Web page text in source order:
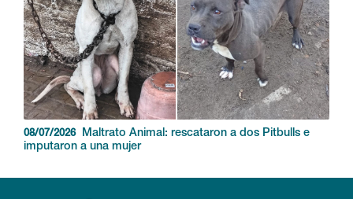
08/07/2026
Maltrato Animal: rescataron a dos Pitbulls e
imputaron a una mujer